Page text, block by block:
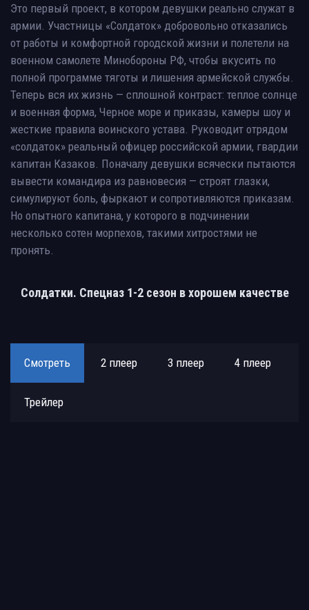
Это первый проект, в котором девушки реально служат в
армии. Участницы «Солдаток» добровольно отказались
от работы и комфортной городской жизни и полетели на
военном самолете Минобороны РФ, чтобы вкусить по
полной программе тяготы и лишения армейской службы.
Теперь вся их жизнь — сплошной контраст: теплое солнце
и военная форма, Черное море и приказы, камеры шоу и
жесткие правила воинского устава. Руководит отрядом
«солдаток» реальный офицер российской армии, гвардии
капитан Казаков. Поначалу девушки всячески пытаются
вывести командира из равновесия — строят глазки,
симулируют боль, фыркают и сопротивляются приказам.
Но опытного капитана, у которого в подчинении
несколько сотен морпехов, такими хитростями не
пронять.
Солдатки. Спецназ 1-2 сезон в хорошем качестве
Смотреть 2 плеер 3 плеер 4 плеер
Трейлер